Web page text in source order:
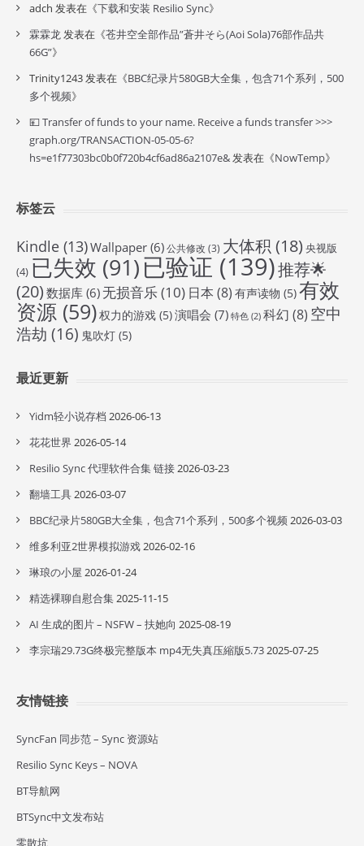
adch 发表在《下载和安装 Resilio Sync》
霖霖龙发表在《苍井空全部作品”蒼井そら(Aoi Sola)76部作品共
66G”》
Trinity1243发表在《BBC纪录片580GB大全集，包含71个系列，500
多个视频》
💴 Transfer of funds to your name. Receive a funds transfer >>>
graph.org/TRANSACTION-05-05-6?
hs=e1f77303bc0b0f720b4cf6ad86a2107e&发表在《NowTemp》
标签云
Kindle (13)Wallpaper (6)公共修改 (3) 大体积 (18) 央视版
(4) 已失效 (91)已验证 (139)推荐🌟
(20) 数据库 (6) 无损音乐(10) 日本 (8) 有声读物 (5)有效
资源 (59)权力的游戏 (5)演唱会 (7) 特色 (2) 科幻 (8) 空中
浩劫 (16) 鬼吹灯 (5)
最近更新
Yidm轻小说存档 2026-06-13
花花世界 2026-05-14
Resilio Sync 代理软件合集 链接2026-03-23
翻墙工具2026-03-07
BBC纪录片580GB大全集，包含71个系列，500多个视频2026-03-03
维多利亚2世界模拟游戏2026-02-16
琳琅の小屋 2026-01-24
精选裸聊自慰合集2025-11-15
AI 生成的图片 – NSFW – 扶她向 2025-08-19
李宗瑞29.73G终极完整版本 mp4无失真压縮版5.732025-07-25
友情链接
SyncFan 同步范 – Sync 资源站
Resilio Sync Keys – NOVA
BT导航网
BTSync中文发布站
零散坑